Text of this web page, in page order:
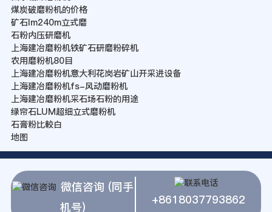
煤炭破磨粉机的价格
矿石lm240m立式磨
石粉内压研磨机
上海建冶磨粉机铁矿石研磨粉碎机
农用磨粉机80目
上海建冶磨粉机意大利花岗岩矿山开采进设备
上海建冶磨粉机fs-风动磨粉机
上海建冶磨粉机采石场石粉的用途
绿帘石LUM超细立式磨粉机
石膏粉比較白
地图
微信咨询 (同手
机号)
+8618037793862